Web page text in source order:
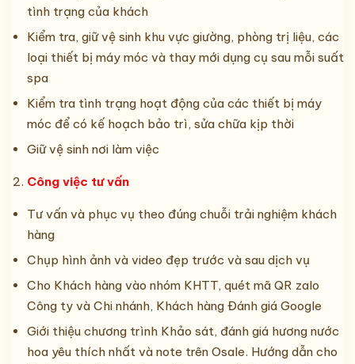
tình trạng của khách
Kiểm tra, giữ vệ sinh khu vực giường, phòng trị liệu, các
loại thiết bị máy móc và thay mới dụng cụ sau mỗi suất
spa
Kiểm tra tình trạng hoạt động của các thiết bị máy
móc để có kế hoạch bảo trì, sửa chữa kịp thời
Giữ vệ sinh nơi làm việc
Công việc tư vấn
Tư vấn và phục vụ theo đúng chuỗi trải nghiệm khách
hàng
Chụp hình ảnh và video đẹp trước và sau dịch vụ
Cho Khách hàng vào nhóm KHTT, quét mã QR zalo
Công ty và Chi nhánh, Khách hàng Đánh giá Google
Giới thiệu chương trình Khảo sát, đánh giá hương nước
hoa yêu thích nhất và note trên Osale. Hướng dẫn cho